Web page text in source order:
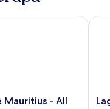
Mauritius - All
- All Inclusive -